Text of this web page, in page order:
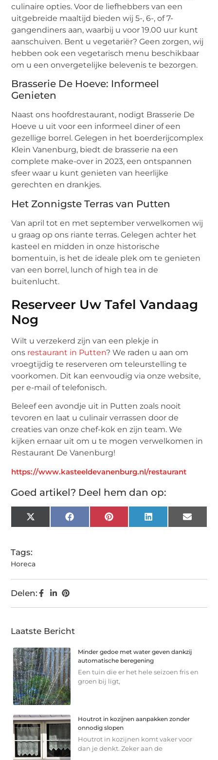
culinaire opties. Voor de liefhebbers van een
uitgebreide maaltijd bieden wij 5-, 6-, of 7-
gangendiners aan, waarbij u voor 19.00 uur kunt
aanschuiven. Bent u vegetariër? Geen zorgen, wij
hebben ook een vegetarisch menu beschikbaar
om u een onvergetelijke belevenis te bezorgen.
Brasserie De Hoeve: Informeel
Genieten
Naast ons hoofdrestaurant, nodigt Brasserie De
Hoeve u uit voor een informeel diner of een
gezellige borrel. Gelegen in het boerderijcomplex
Klein Vanenburg, biedt de brasserie na een
complete make-over in 2023, een ontspannen
sfeer waar u kunt genieten van heerlijke
gerechten en drankjes.
Het Zonnigste Terras van Putten
Van april tot en met september verwelkomen wij
u graag op ons riante terras. Gelegen achter het
kasteel en midden in onze historische
bomentuin, is het de ideale plek om te genieten
van een borrel, lunch of high tea in de
buitenlucht.
Reserveer Uw Tafel Vandaag
Nog
Wilt u verzekerd zijn van een plekje in
ons restaurant in Putten? We raden u aan om
vroegtijdig te reserveren om teleurstelling te
voorkomen. Dit kan eenvoudig via onze website,
per e-mail of telefonisch.
Beleef een avondje uit in Putten zoals nooit
tevoren en laat u culinair verrassen door de
creaties van onze chef-kok en zijn team. We
kijken ernaar uit om u te mogen verwelkomen in
Restaurant De Vanenburg!
https://www.kasteeldevanenburg.nl/restaurant
Goed artikel? Deel hem dan op:
X
(Twitter)
FacebookPinterest LinkedIn Email
Tags:
Horeca
Delen:
Laatste Bericht
Minder gedoe met water geven dankzij
automatische beregening
Een tuin die er het hele seizoen fris en
groen bij ligt,
Houtrot in kozijnen aanpakken zonder
onnodig slopen
Houtrot in kozijnen komt vaker voor
dan je denkt. Zeker aan de